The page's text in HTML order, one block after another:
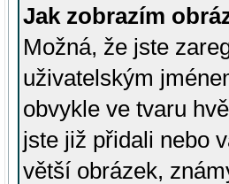
Jak zobrazím
Možná, že jste
uživatelským
obvykle ve tvaru
jste již přidali nebo
větší obrázek,